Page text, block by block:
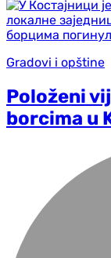
Gradovi i opštine
Položeni
borcima u